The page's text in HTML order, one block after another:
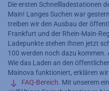
Die ersten Schnellladestationen
Main! Langes Suchen war
treiben wir den Ausbau der
Frankfurt und der Rhein-Main-
Ladepunkte stehen Ihnen jetzt
100 werden noch dazu kommen.
Wie das Laden an den
Mainova funktioniert, erklären
FAQ-Bereich. Mit unserem